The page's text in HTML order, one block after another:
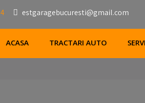
estgaragebucuresti@gmail.com
ACASA TRACTARI AUTO